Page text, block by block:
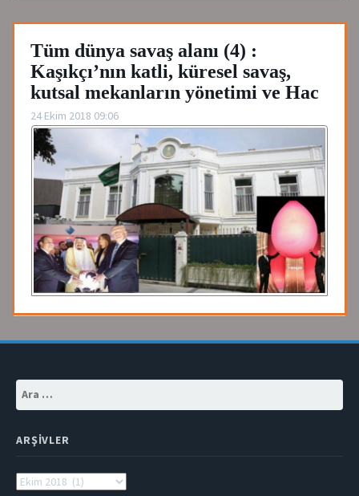
Tüm dünya savaş alanı (4) :
Kaşıkçı’nın katli, küresel savaş,
kutsal mekanların yönetimi ve Hac
24 Ekim 2018 09:06
Arama:
ARŞIVLER
Arşivler